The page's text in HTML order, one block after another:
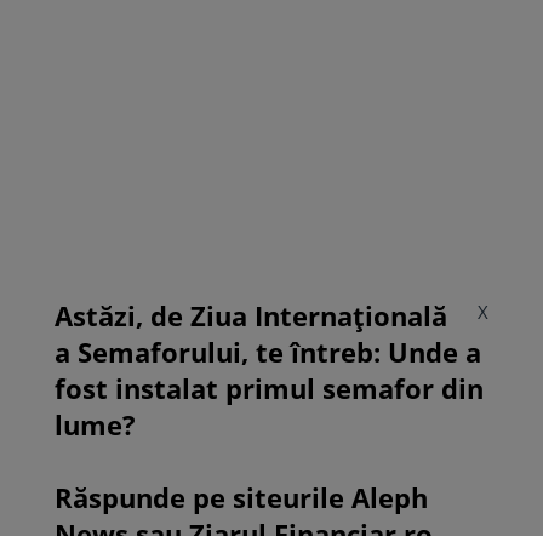
X
Astăzi, de Ziua Internațională
a Semaforului, te întreb: Unde a
fost instalat primul semafor din
lume?
Răspunde pe siteurile Aleph